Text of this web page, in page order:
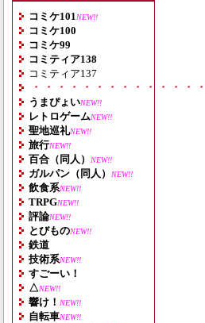
コミケ101 NEW!!
コミケ100
コミケ99
コミティア138
コミティア137
・・・・・・・・・・・・・
うまぴょいNEW!!
レトロゲームNEW!!
聖地巡礼NEW!!
旅行NEW!!
百合（同人） NEW!!
ガルパン（同人） NEW!!
飲食系NEW!!
TRPGNEW!!
評論NEW!!
とびものNEW!!
鉄道
技術系NEW!!
すごーい！
△NEW!!
響け！ NEW!!
自転車NEW!!